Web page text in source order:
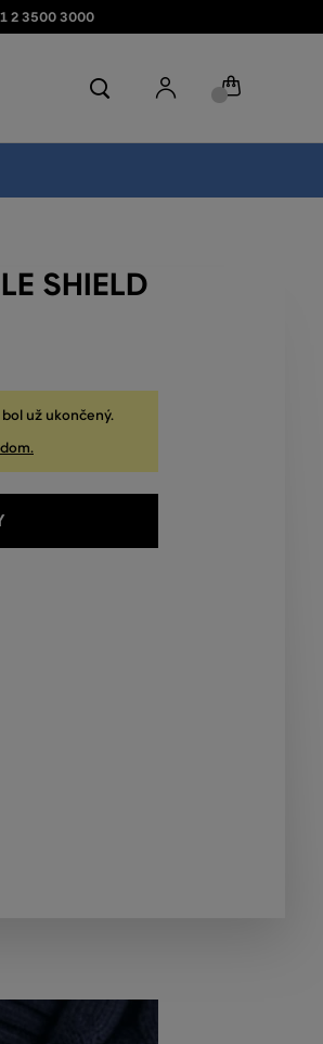
2 3500 3000
SHIELD
už ukončený.